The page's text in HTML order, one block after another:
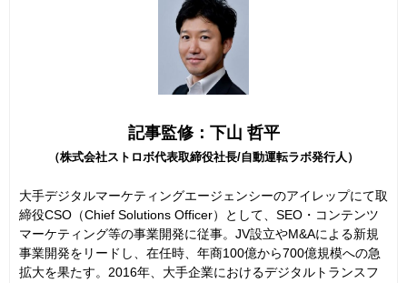
記事監修：下山 哲平
（株式会社ストロボ代表取締役社長/自動運転ラボ発行人）
大手デジタルマーケティングエージェンシーのアイレップにて取
締役CSO（Chief Solutions Officer）として、SEO・コンテンツ
マーケティング等の事業開発に従事。JV設立やM&Aによる新規
事業開発をリードし、在任時、年商100億から700億規模への急
拡大を果たす。2016年、大手企業におけるデジタルトランスフ